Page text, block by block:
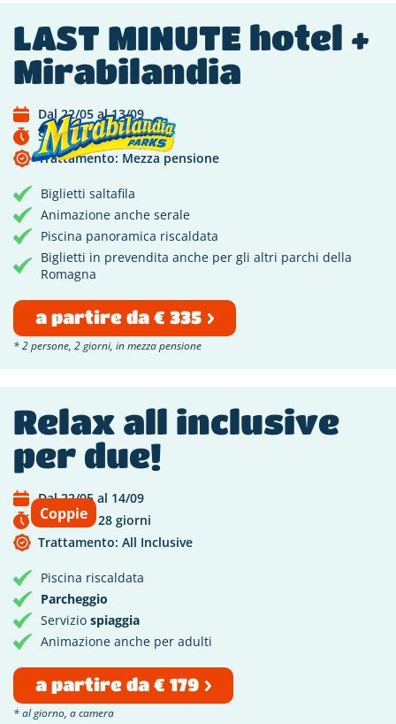
LAST MINUTE hotel +
Mirabilandia
Dal 22/05 al 13/09
Scade tra 35 giorni
Trattamento: Mezza pensione
Biglietti saltafila
Animazione anche serale
Piscina panoramica riscaldata
Biglietti in prevendita anche per gli altri parchi della
Romagna
a partire da € 335
* 2 persone, 2 giorni, in mezza pensione
Relax all inclusive
per due!
Coppie
Dal 22/05 al 14/09
Scade tra 28 giorni
Trattamento: All Inclusive
Piscina riscaldata
Parcheggio
Servizio spiaggia
Animazione anche per adulti
a partire da € 179
* al giorno, a camera